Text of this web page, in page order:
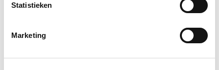
Statistieken
Marketing
Bij ons staat klanttevredenheid centraal. Daarom
stemmen we deze altijd in overleg met jou af. Zo
zorgen we ervoor dat de planning aansluit op jouw
wensen en behoeften, en kunnen we eventuele
bijzonderheden of spoedaanvragen tijdig